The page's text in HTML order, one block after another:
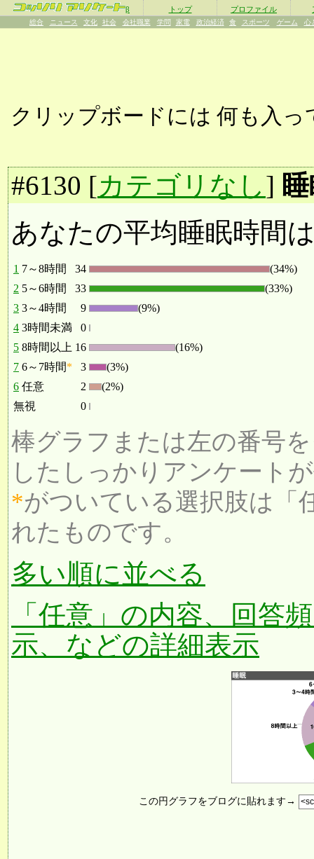
β トップ プロファイル
総合 ニュース 文化 社会 会社職業 学問 家電 政治経済 食 スポーツ ゲーム 心
クリップボードには 何も入っ
#6130 [カテゴリなし]
あなたの平均睡眠時間
1 7～8時間 34
(34%)
2 5～6時間 33
(33%)
3 3～4時間 9
(9%)
4 3時間未満
0
5 8時間以上 16
(16%)
7 6～7時間* 3
(3%)
6 任意 2
(2%)
無視
0
棒グラフまたは左の番号
したしっかりアンケート
*がついている選択肢は「
れたものです。
多い順に並べる
「任意」の内容、回答
示、などの詳細表示
この円グラフをブログに貼れます→